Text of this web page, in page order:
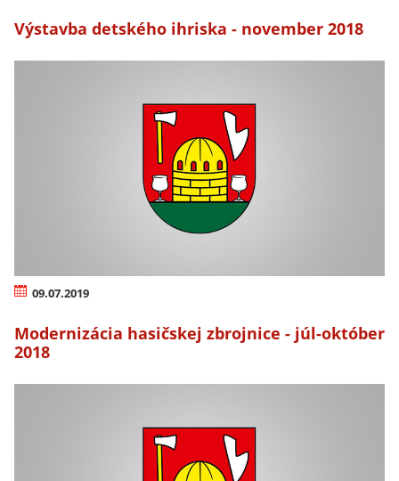
Výstavba detského ihriska - november 2018
09.07.2019
Modernizácia hasičskej zbrojnice - júl-október
2018